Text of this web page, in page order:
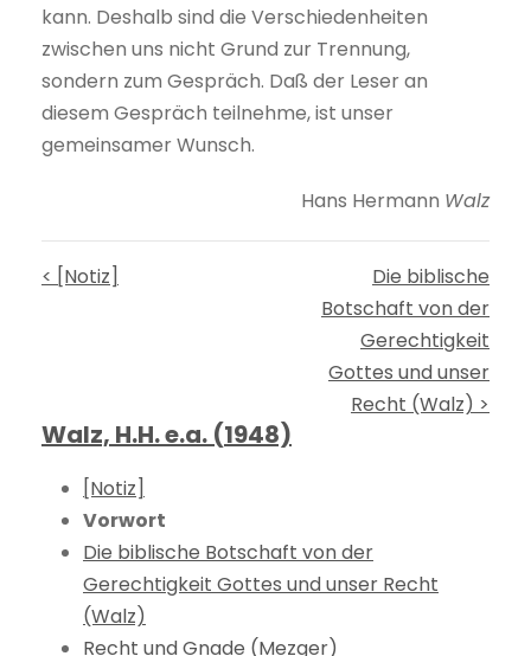
kann. Deshalb sind die Verschiedenheiten
zwischen uns nicht Grund zur Trennung,
sondern zum Gespräch. Daß der Leser an
diesem Gespräch teilnehme, ist unser
gemeinsamer Wunsch.
Hans Hermann Walz
< [Notiz]
Die biblische
Botschaft von der
Gerechtigkeit
Gottes und unser
Recht (Walz) >
Walz, H.H. e.a. (1948)
[Notiz]
Vorwort
Die biblische Botschaft von der
Gerechtigkeit Gottes und unser Recht
(Walz)
Recht und Gnade (Mezger)